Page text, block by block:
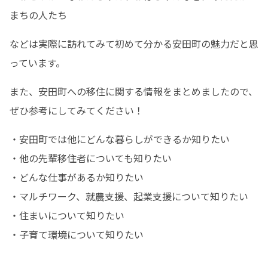
まちの人たち
などは実際に訪れてみて初めて分かる安田町の魅力だと思
っています。
また、安田町への移住に関する情報をまとめましたので、
ぜひ参考にしてみてください！
・安田町では他にどんな暮らしができるか知りたい
・他の先輩移住者についても知りたい
・どんな仕事があるか知りたい
・マルチワーク、就農支援、起業支援について知りたい
・住まいについて知りたい
・子育て環境について知りたい